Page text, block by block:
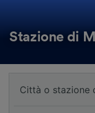
Stazione di